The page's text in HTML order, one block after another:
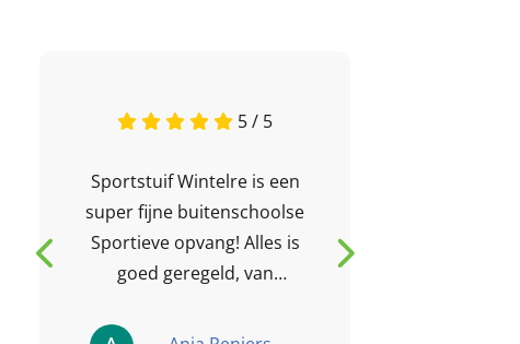
5 / 5
Sportstuif Wintelre is een
super fijne buitenschoolse
Sportieve opvang! Alles is
goed geregeld, van
het aanbod van de